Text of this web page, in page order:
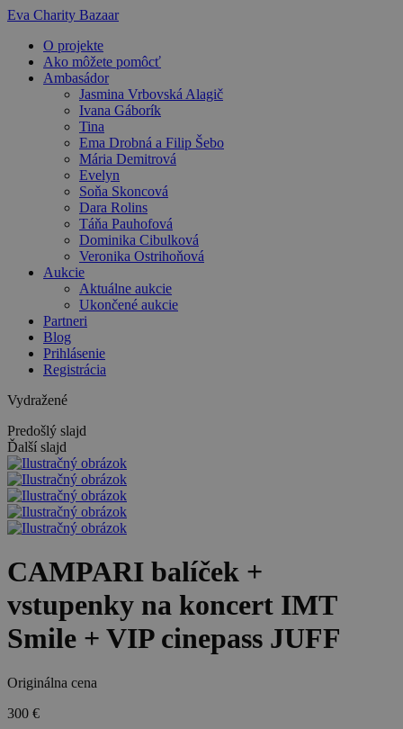
Preskočiť
obsah
Eva Charity Bazaar
O projekte
Ako môžete pomôcť
Ambasádor
Jasmina Vrbovská Alagič
Ivana Gáborík
Tina
Ema Drobná a Filip Šebo
Mária Demitrová
Evelyn
Soňa Skoncová
Dara Rolins
Táňa Pauhofová
Dominika Cibulková
Veronika Ostrihoňová
Aukcie
Aktuálne aukcie
Ukončené aukcie
Partneri
Blog
Prihlásenie
Registrácia
Vydražené
Predošlý slajd
Ďalší slajd
CAMPARI balíček +
vstupenky na koncert IMT
Smile + VIP cinepass JUFF
Originálna cena
300 €